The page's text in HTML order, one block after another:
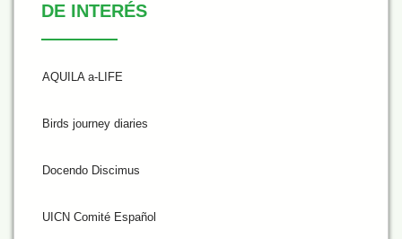
DE INTERÉS
AQUILA a-LIFE
Birds journey diaries
Docendo Discimus
UICN Comité Español